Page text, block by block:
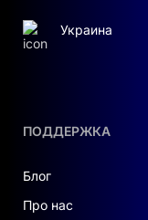
бізнесу.
можуть підійти
ваша робота
БУДИНКУ
ПОДДЕРЖКА
Блог
Про нас
Украина